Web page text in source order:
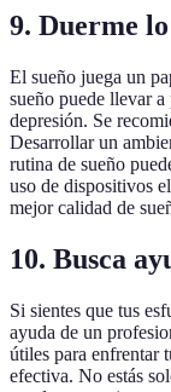
9. Duerme
El sueño juega un
sueño puede llevar
depresión. Se
Desarrollar un
rutina de sueño
uso de dispositivos
mejor calidad de
10. Busca
Si sientes que tus
ayuda de un
útiles para enfrentar
efectiva. No estás